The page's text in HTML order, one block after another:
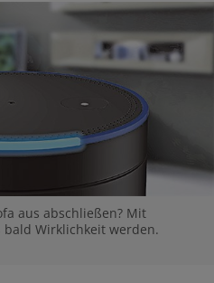
aus abschließen? Mit
bald Wirklichkeit werden.